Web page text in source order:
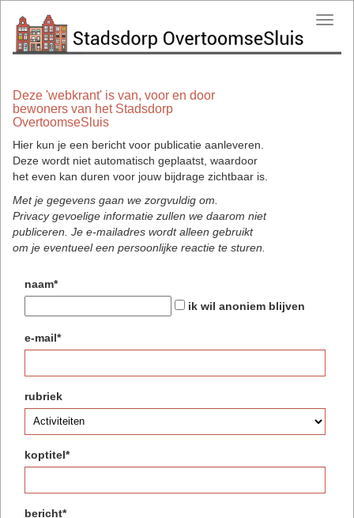
Deze 'webkrant' is van, voor en door
bewoners van het Stadsdorp
OvertoomseSluis
Hier kun je een bericht voor publicatie aanleveren.
Deze wordt niet automatisch geplaatst, waardoor
het even kan duren voor jouw bijdrage zichtbaar is.
Met je gegevens gaan we zorgvuldig om.
Privacy gevoelige informatie zullen we daarom niet
publiceren. Je e-mailadres wordt alleen gebruikt
om je eventueel een persoonlijke reactie te sturen.
naam*
ik wil anoniem blijven
e-mail*
rubriek
koptitel*
bericht*